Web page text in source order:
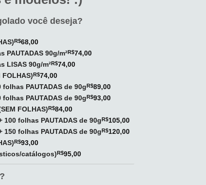
você deseja?
R$68,00
PAUTADAS 90g/m²R$74,00
LISAS 90g/m²R$74,00
R$74,00
PAUTADAS de 90gR$89,00
PAUTADAS de 90gR$93,00
FOLHAS)R$84,00
folhas PAUTADAS de 90gR$105,00
folhas PAUTADAS de 90gR$120,00
R$93,00
catálogos)R$95,00